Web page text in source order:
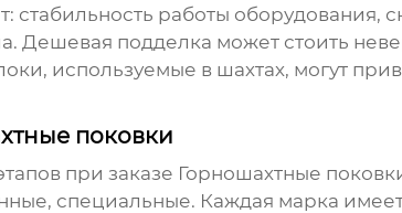
стабильность работы
Дешевая подделка может стоить
используемые в шахтах, могут
поковки
при заказе Горношахтные
специальные. Каждая марка